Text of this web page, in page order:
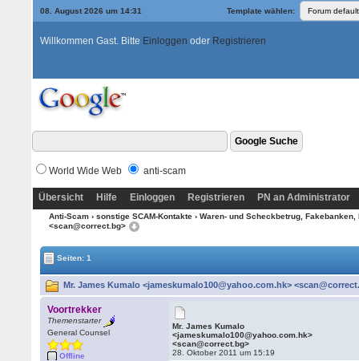
08. August 2026 um 14:31 Template wählen:
Willkommen Gast. Bitte Einloggen oder Registrieren
World Wide Web anti-scam
Übersicht Hilfe Einloggen Registrieren PN an Administrator
Anti-Scam› sonstige SCAM-Kontakte› Waren- und Scheckbetrug,
<scan@correct.bg>
Seiten: 1
Mr. James Kumalo <jameskumalo100@yahoo.com.hk>
Voortrekker
Themenstarter
General Counsel
Offline
Mr. James Kumalo
<jameskumalo100@yahoo.com.hk>
<scan@correct.bg>
28. Oktober 2011 um 15:19